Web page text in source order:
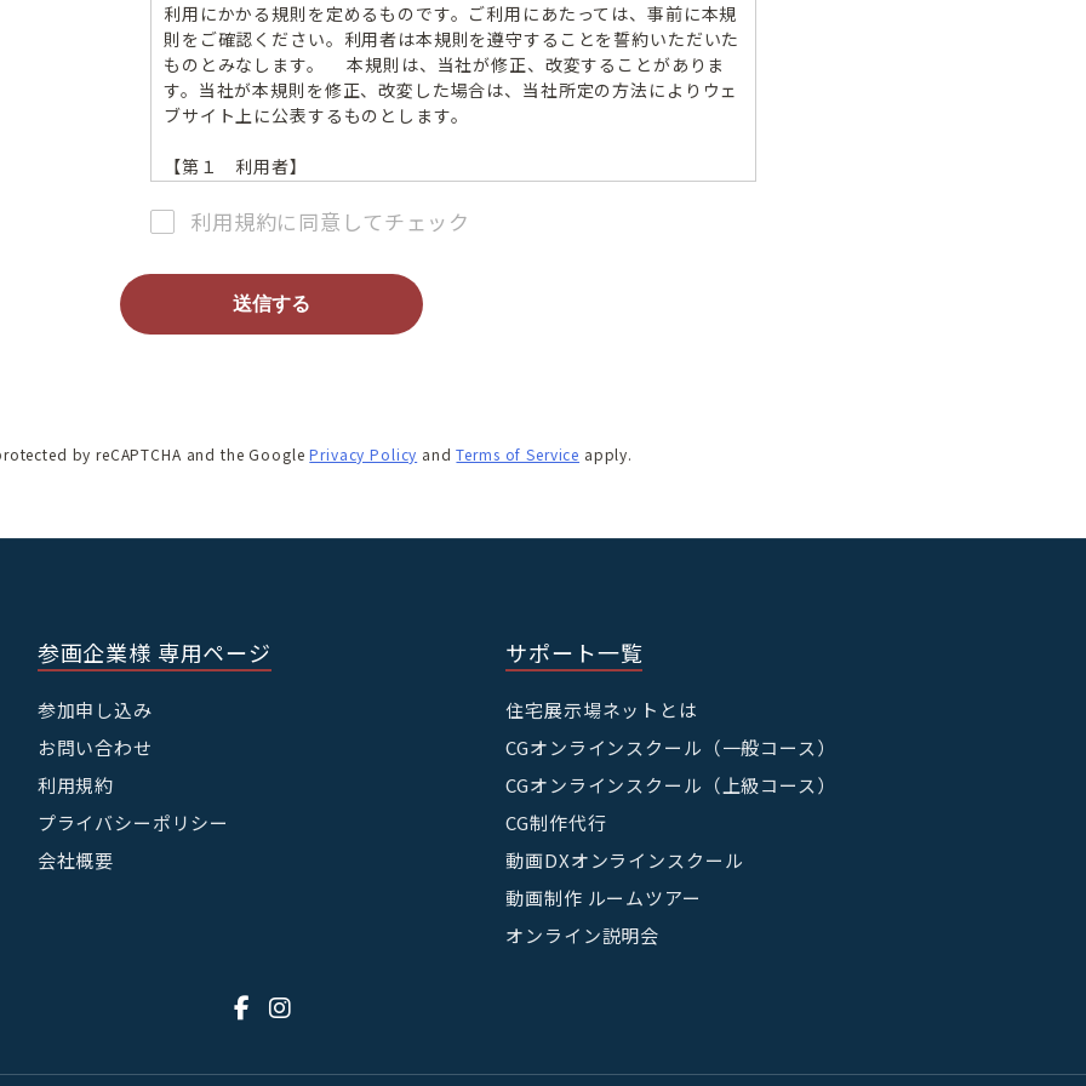
利用にかかる規則を定めるものです。ご利用にあたっては、事前に本規
則をご確認ください。利用者は本規則を遵守することを誓約いただいた
ものとみなします。 本規則は、当社が修正、改変することがありま
す。当社が本規則を修正、改変した場合は、当社所定の方法によりウェ
ブサイト上に公表するものとします。
【第１ 利用者】
・ 一般訪問者（住宅購入等の動機から、各事業者のモデルハウスをＶ
・ 展示事業者（本サイトに自社の物件を展示する方々）
を想定しています。
一般訪問者、展示事業者及びその他本サイトを利用する方を総称し
ありません。どなたでも無償で利用いただけます。但し、本規則を遵守
することが必要です。
下のとおりです。
① 当社サービスの提供・運営のため
② 利用者からのお問い合わせに回答するため（本人確認を行うことを
③ 利用者が利用中のサービスの新機能，更新情報，キャンペーン等及
び当社が提供する他のサービスの案内のメールを送付するため
⑤ 利用規約に違反した利用者や，不正・不当な目的でサービスを利用
しようとする利用者の特定をし，ご利用をお断りするため
変更を行った場合には，変更後の目的について，当社所定の方法によ
利用規約に同意してチェック
by reCAPTCHA and the GooglePrivacy Policy andTerms of Service apply.
参画企業様 専用ページ
参加申し込み
お問い合わせ
利用規約
プライバシーポリシー
会社概要
サポート一覧
住宅展示場ネットとは
CGオンラインスクール（一般コース）
CGオンラインスクール（上級コース）
CG制作代行
動画DXオンラインスクール
動画制作 ルームツアー
オンライン説明会